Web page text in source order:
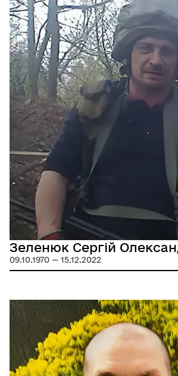
Зеленюк Сергій
09.10.1970 — 15.12.2022